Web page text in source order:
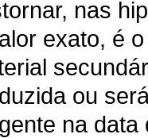
nas
exato, é
ou
na